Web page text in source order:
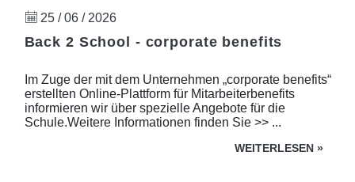
25 / 06 / 2026
Back 2 School - corporate benefits
Im Zuge der mit dem Unternehmen „corporate benefits“
erstellten Online-Plattform für Mitarbeiterbenefits
informieren wir über spezielle Angebote für die
Schule.Weitere Informationen finden Sie >> ...
WEITERLESEN »